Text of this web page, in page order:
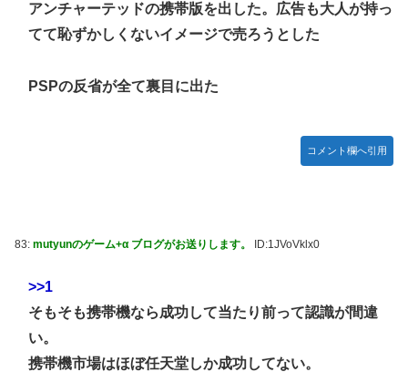
【画像】令和最新版のあのちゃん、可愛過ぎてワイらにブッ
刺さりまくりw w w w w w
「俺って面白いやろ？」みたいな寒い奴
【ウルトラQ】 「ナメゴン」とかいうシリーズ初の宇宙怪獣
やるやらでっきーのクラス転移ダンジョンサバイバル・闇鍋
【画像】『金田一少年の事件簿』で好きな死体ランキング１
位がこちら！
やる夫のダンジョン運営記180-おまけ31 埋めネタ「17話舞
台裏2 土産物市・当日」
アンチャーテッドの携帯版を出した。広告も大人が持っ
てて恥ずかしくないイメージで売ろうとした
PSPの反省が全て裏目に出た
コメント欄へ引用
83: mutyunのゲーム+α ブログがお送りします。 ID:1JVoVklx0
>>1
そもそも携帯機なら成功して当たり前って認識が間違
い。
携帯機市場はほぼ任天堂しか成功してない。